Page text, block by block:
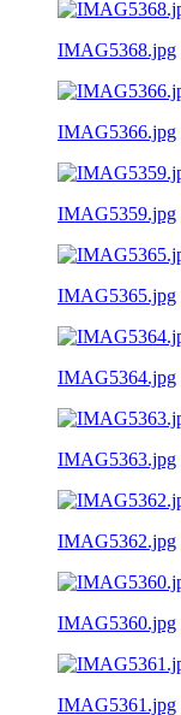
IMAG5368.jpg
IMAG5366.jpg
IMAG5359.jpg
IMAG5365.jpg
IMAG5364.jpg
IMAG5363.jpg
IMAG5362.jpg
IMAG5360.jpg
IMAG5361.jpg